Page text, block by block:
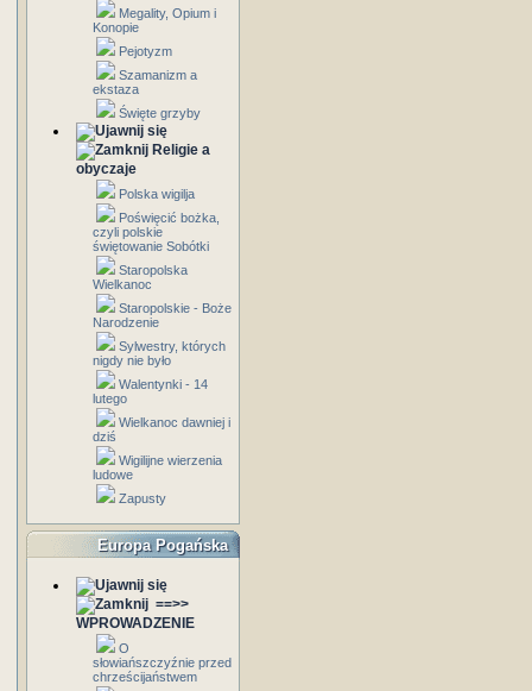
Megality, Opium i
Konopie
Pejotyzm
Szamanizm a
ekstaza
Święte grzyby
Religie a
obyczaje
Polska wigilja
Poświęcić bożka,
czyli polskie
świętowanie Sobótki
Staropolska
Wielkanoc
Staropolskie - Boże
Narodzenie
Sylwestry, których
nigdy nie było
Walentynki - 14
lutego
Wielkanoc dawniej i
dziś
Wigilijne wierzenia
ludowe
Zapusty
Europa Pogańska
==>>
WPROWADZENIE
O
słowiańszczyźnie przed
chrześcijaństwem